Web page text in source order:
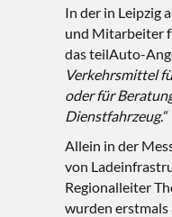
In der in Leipzig
und Mitarbeiter
das teilAuto-
Verkehrsmittel
oder für
Dienstfahrzeug.“
Allein in der
von
Regionalleiter
wurden